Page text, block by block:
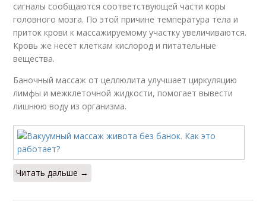
сигналы сообщаются соответствующей части коры
головного мозга. По этой причине температура тела и
приток крови к массажируемому участку увеличиваются.
Кровь же несёт клеткам кислород и питательные
вещества.
Баночный массаж от целлюлита улучшает циркуляцию
лимфы и межклеточной жидкости, помогает вывести
лишнюю воду из организма.
Читать дальше →